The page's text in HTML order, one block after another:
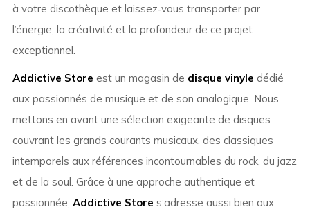
à votre discothèque et laissez‑vous transporter par
l’énergie, la créativité et la profondeur de ce projet
exceptionnel.
Addictive Store est un magasin de disque vinyle dédié
aux passionnés de musique et de son analogique. Nous
mettons en avant une sélection exigeante de disques
couvrant les grands courants musicaux, des classiques
intemporels aux références incontournables du rock, du jazz
et de la soul. Grâce à une approche authentique et
passionnée, Addictive Store s’adresse aussi bien aux